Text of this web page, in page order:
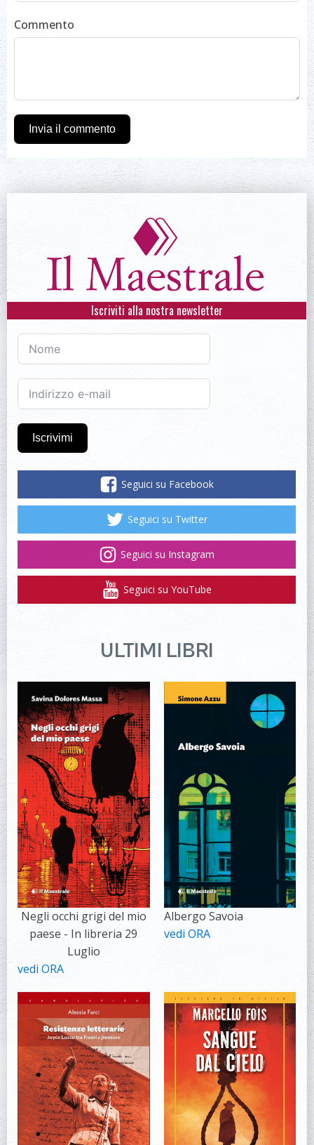
Commento
Invia il commento
Iscriviti alla nostra newsletter
Iscrivimi
Seguici su Facebook
Seguici su Twitter
Seguici su Instagram
Seguici su YouTube
ULTIMI LIBRI
Negli occhi grigi del mio
paese - In libreria 29
Luglio
vedi ORA
Albergo Savoia
vedi ORA